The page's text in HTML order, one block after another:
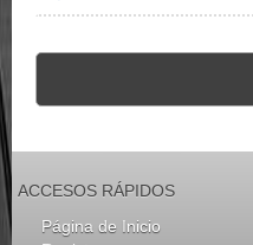
ACCESOS RÁPIDOS
Página de Inicio